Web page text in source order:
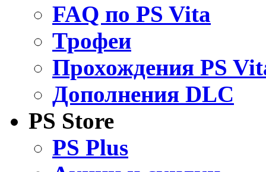
FAQ по PS Vita
Трофеи
Прохождения PS
Дополнения DLC
PS Store
PS Plus